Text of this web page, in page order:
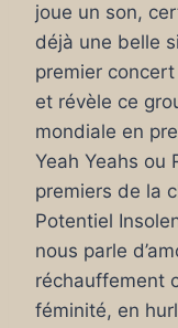
joue un son,
déjà une belle
premier
et révèle ce
mondiale en
Yeah Yeahs ou
premiers de la
Potentiel
nous parle
réchauffement
féminité, en